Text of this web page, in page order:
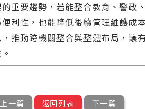
重要趨勢，若能整合教育、警政
利性，也能降低後續管理維護成
推動跨機關整合與整體布局，讓
上一篇 返回列表 下一篇